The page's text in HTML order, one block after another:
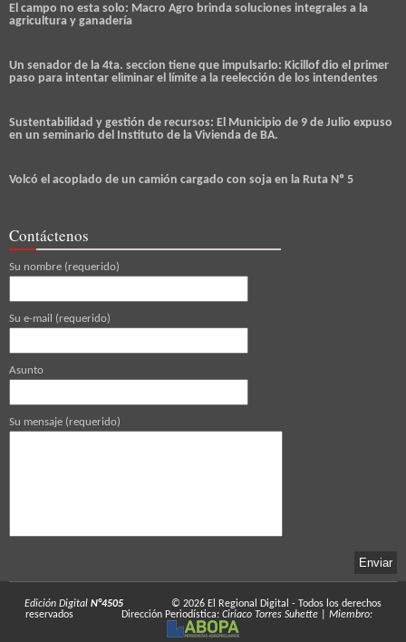
El campo no esta solo: Macro Agro brinda soluciones integrales a la
agricultura y ganadería
Un senador de la 4ta. seccion tiene que impulsarlo: Kicillof dio el primer
paso para intentar eliminar el límite a la reelección de los intendentes
Sustentabilidad y gestión de recursos: El Municipio de 9 de Julio expuso
en un seminario del Instituto de la Vivienda de BA.
Volcó el acoplado de un camión cargado con soja en la Ruta Nº 5
Contáctenos
Su nombre (requerido)
Su e-mail (requerido)
Asunto
Su mensaje (requerido)
Edición Digital N°4505 © 2026 El Regional Digital - Todos los derechos
reservados
Dirección Periodística: Ciriaco Torres Suhette Miembro: